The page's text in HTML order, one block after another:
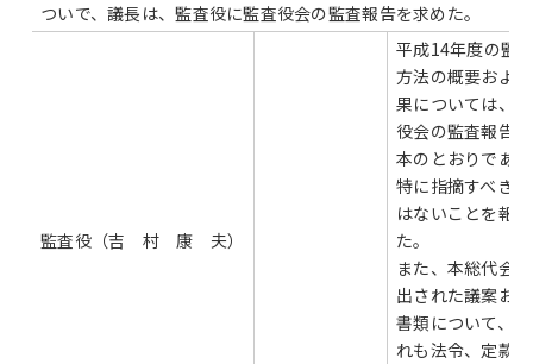
ついで、議長は、監査役に監査役会の監査報告を求めた。
監査役（吉 村 康 夫）
平成14年度の監
方法の概要およ
果については、
役会の監査報告
本のとおりであ
特に指摘すべき
はないことを報
た。
また、本総代会
出された議案お
書類について、
れも法令、定款